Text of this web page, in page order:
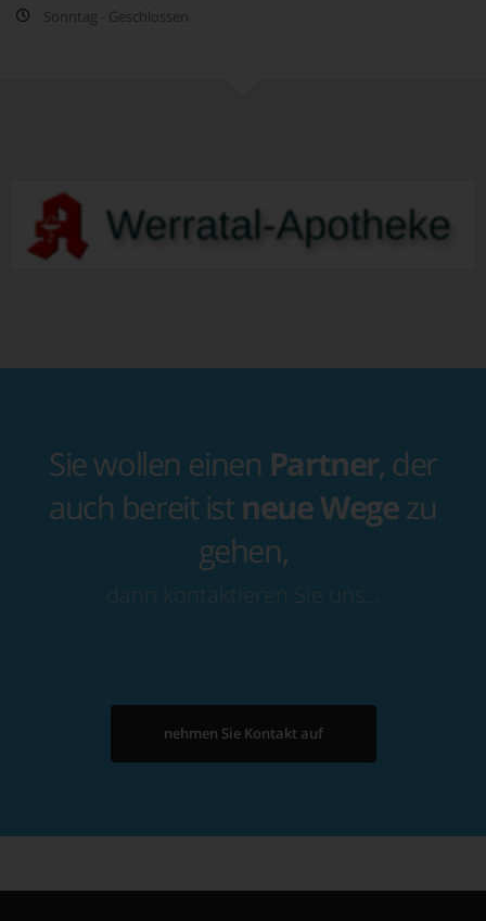
Sonntag - Geschlossen
Sie wollen einen Partner, der
auch bereit ist neue Wegezu
gehen,
dann kontaktieren Sie uns…
nehmen Sie Kontakt auf